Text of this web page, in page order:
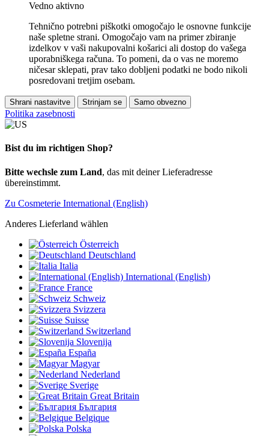
Vedno aktivno
Tehnično potrebni piškotki omogočajo le osnovne funkcije
naše spletne strani. Omogočajo vam na primer zbiranje
izdelkov v vaši nakupovalni košarici ali dostop do vašega
uporabniškega računa. To pomeni, da o vas ne moremo
ničesar sklepati, prav tako dobljeni podatki ne bodo nikoli
posredovani tretjim osebam.
Shrani nastavitve Strinjam se Samo obvezno
Politika zasebnosti
Bist du im richtigen Shop?
Bitte wechsle zum Land, das mit deiner Lieferadresse
übereinstimmt.
Zu Cosmeterie International (English)
Anderes Lieferland wählen
Österreich
Deutschland
Italia
International (English)
France
Schweiz
Svizzera
Suisse
Switzerland
Slovenija
España
Magyar
Nederland
Sverige
Great Britain
България
Belgique
Polska